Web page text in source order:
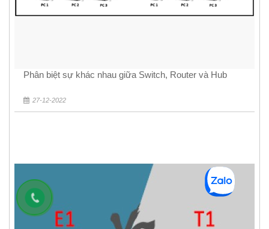
Phân biệt sự khác nhau giữa Switch, Router và Hub
27-12-2022